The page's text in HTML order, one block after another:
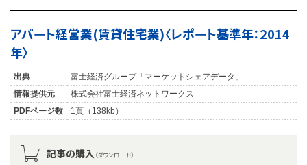
アパート経営業(賃貸住宅業)〈レポート基準年：2014
年〉
出典
富士経済グループ「マーケットシェアデータ」
情報提供元
株式会社富士経済ネットワークス
PDFページ数
1頁（138kb）
記事の購入 （ダウンロード）